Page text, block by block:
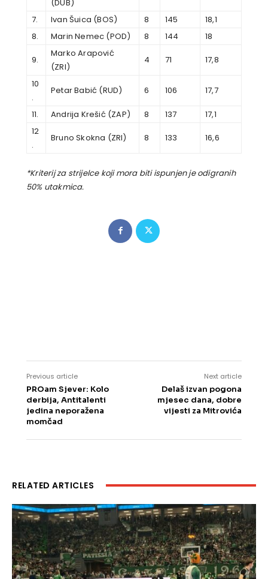
(DUB)
7. Ivan Šuica (BOS) 8 145
18,1
8.
Marin Nemec (POD) 8 144 18
9.
Marko Arapović
(ZRI)
4 71 17,8
10
.
Petar Babić (RUD) 6 106 17,7
11. Andrija Krešić (ZAP) 8 137
17,1
12
.
Bruno Skokna (ZRI) 8 133 16,6
*Kriterij za strijelce koji mora biti ispunjen je odigranih
50% utakmica.
Previous article
PROam Sjever: Kolo
derbija, Antitalenti
jedina neporažena
momčad
Next article
Delaš izvan pogona
mjesec dana, dobre
vijesti za Mitrovića
RELATED ARTICLES